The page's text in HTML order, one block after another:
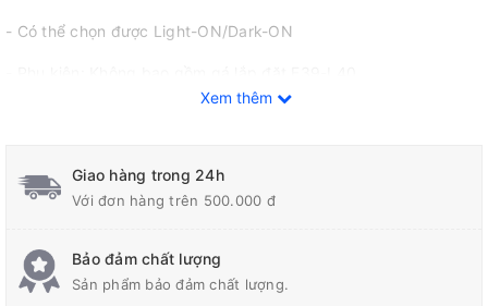
- Có thể chọn được Light-ON/Dark-ON
Xem thêm
Giao hàng trong 24h
Với đơn hàng trên 500.000 đ
Bảo đảm chất lượng
Sản phẩm bảo đảm chất lượng.